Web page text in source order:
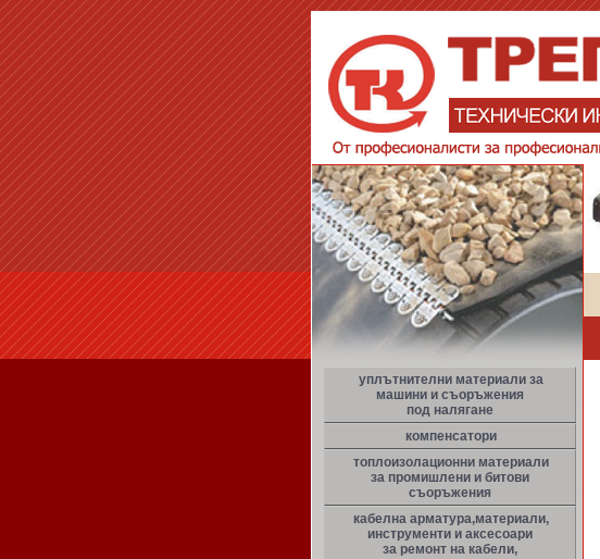
уплътнителни материали за
машини и съоръжения
под налягане
компенсатори
топлоизолационни материали
за промишлени и битови
съоръжения
кабелна арматура,материали,
инструменти и аксесоари
за ремонт на кабели,